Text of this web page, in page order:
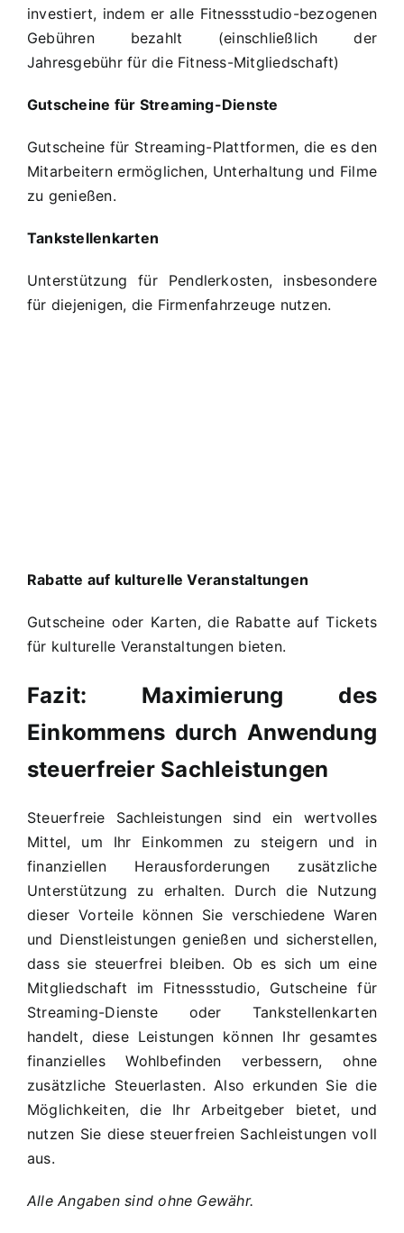
investiert, indem er alle Fitnessstudio-bezogenen
Gebühren bezahlt (einschließlich der
Jahresgebühr für die Fitness-Mitgliedschaft)
Gutscheine für Streaming-Dienste
Gutscheine für Streaming-Plattformen, die es den
Mitarbeitern ermöglichen, Unterhaltung und Filme
zu genießen.
Tankstellenkarten
Unterstützung für Pendlerkosten, insbesondere
für diejenigen, die Firmenfahrzeuge nutzen.
Rabatte auf kulturelle Veranstaltungen
Gutscheine oder Karten, die Rabatte auf Tickets
für kulturelle Veranstaltungen bieten.
Fazit: Maximierung des
Einkommens durch Anwendung
steuerfreier Sachleistungen
Steuerfreie Sachleistungen sind ein wertvolles
Mittel, um Ihr Einkommen zu steigern und in
finanziellen Herausforderungen zusätzliche
Unterstützung zu erhalten. Durch die Nutzung
dieser Vorteile können Sie verschiedene Waren
und Dienstleistungen genießen und sicherstellen,
dass sie steuerfrei bleiben. Ob es sich um eine
Mitgliedschaft im Fitnessstudio, Gutscheine für
Streaming-Dienste oder Tankstellenkarten
handelt, diese Leistungen können Ihr gesamtes
finanzielles Wohlbefinden verbessern, ohne
zusätzliche Steuerlasten. Also erkunden Sie die
Möglichkeiten, die Ihr Arbeitgeber bietet, und
nutzen Sie diese steuerfreien Sachleistungen voll
aus.
Alle Angaben sind ohne Gewähr.